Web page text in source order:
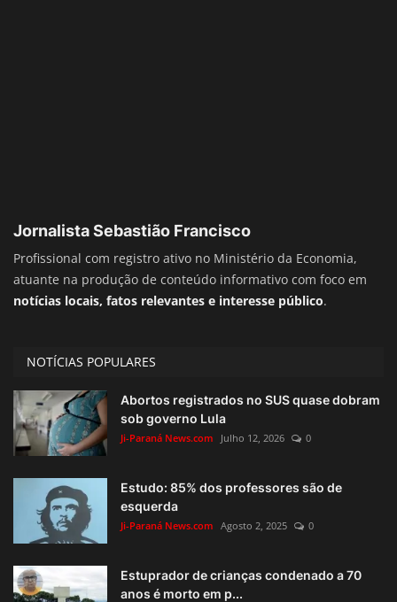
Jornalista Sebastião Francisco
Profissional com registro ativo no Ministério da Economia,
atuante na produção de conteúdo informativo com foco em
notícias locais, fatos relevantes e interesse público.
NOTÍCIAS POPULARES
Abortos registrados no SUS quase dobram
sob governo Lula
Ji-Paraná News.com Julho 12, 2026 0
Estudo: 85% dos professores são de
esquerda
Ji-Paraná News.com Agosto 2, 2025 0
Estuprador de crianças condenado a 70
anos é morto em p...